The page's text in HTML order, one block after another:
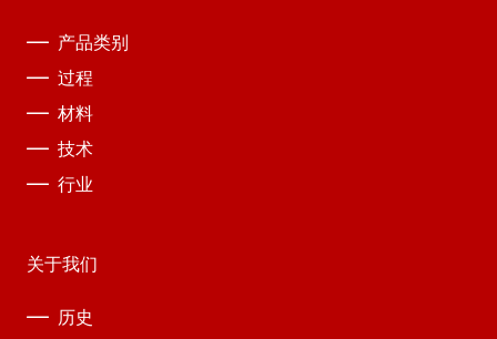
产品类别
过程
材料
技术
行业
关于我们
历史